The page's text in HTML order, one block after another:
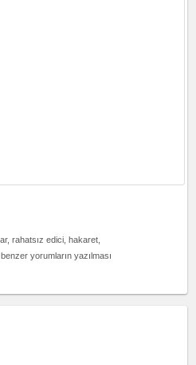
rahatsız edici, hakaret,
yorumların yazılması